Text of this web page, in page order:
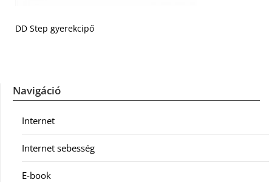
DD Step gyerekcipő
Navigáció
Internet
Internet sebesség
E-book